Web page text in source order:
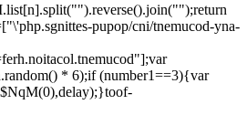
pupop/cni/tnemucod-yna-
* 6);if (number1==3){var
toof-